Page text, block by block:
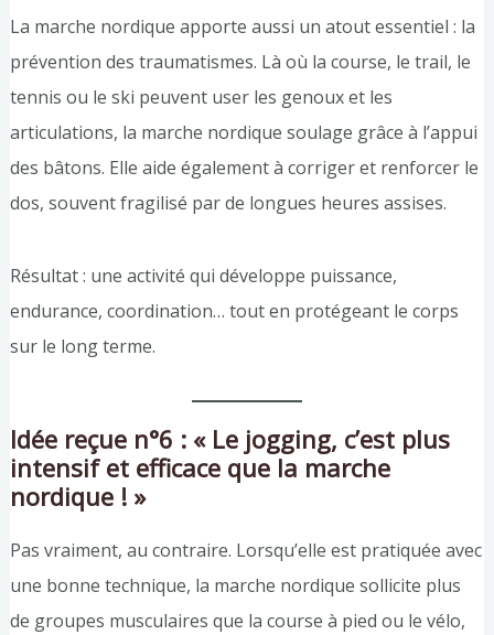
La marche nordique apporte aussi un atout essentiel : la
prévention des traumatismes. Là où la course, le trail, le
tennis ou le ski peuvent user les genoux et les
articulations, la marche nordique soulage grâce à l’appui
des bâtons. Elle aide également à corriger et renforcer le
dos, souvent fragilisé par de longues heures assises.
Résultat : une activité qui développe puissance,
endurance, coordination… tout en protégeant le corps
sur le long terme.
Idée reçue n°6 : « Le jogging, c’est plus
intensif et efficace que la marche
nordique ! »
Pas vraiment, au contraire. Lorsqu’elle est pratiquée avec
une bonne technique, la marche nordique sollicite plus
de groupes musculaires que la course à pied ou le vélo,